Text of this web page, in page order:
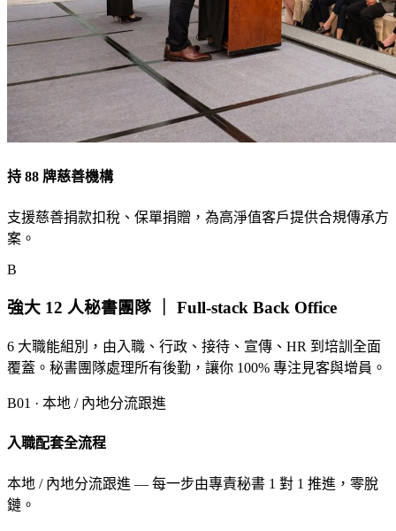
持 88 牌慈善機構
支援慈善捐款扣稅、保單捐贈，為高淨值客戶提供合規傳承方
案。
B
強大 12 人秘書團隊 ｜ Full-stack Back Office
6 大職能組別，由入職、行政、接待、宣傳、HR 到培訓全面
覆蓋。秘書團隊處理所有後勤，讓你 100% 專注見客與增員。
B01 · 本地 / 內地分流跟進
入職配套全流程
本地 / 內地分流跟進 — 每一步由專責秘書 1 對 1 推進，零脫
鏈。